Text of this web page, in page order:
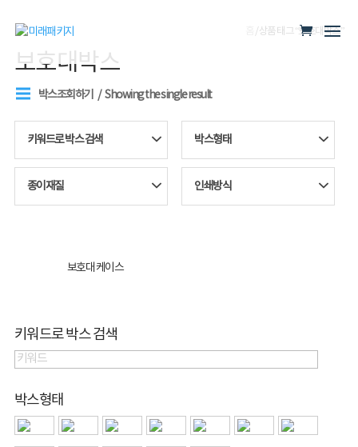
/ 상품 태그 “보호대박스”
보호대박스
박스조회하기 Showing the single result
키워드로 박스 검색 박스형태
종이재질 인쇄방식
보호대 케이스
키워드로 박스 검색
박스형태